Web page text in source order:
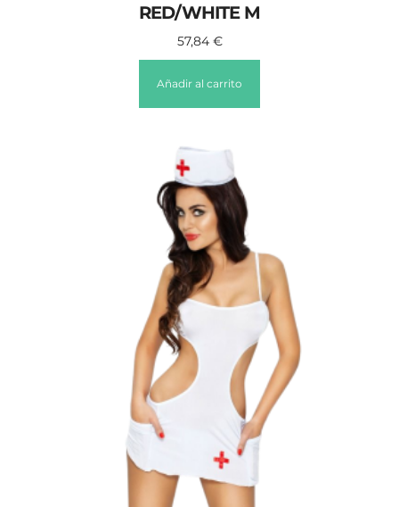
RED/WHITE M
57,84 €
Añadir al carrito